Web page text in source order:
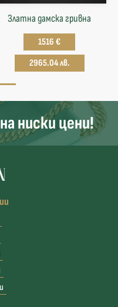
Златна дамска гривна
1516 €
2965.04 лв.
на ниски цени!